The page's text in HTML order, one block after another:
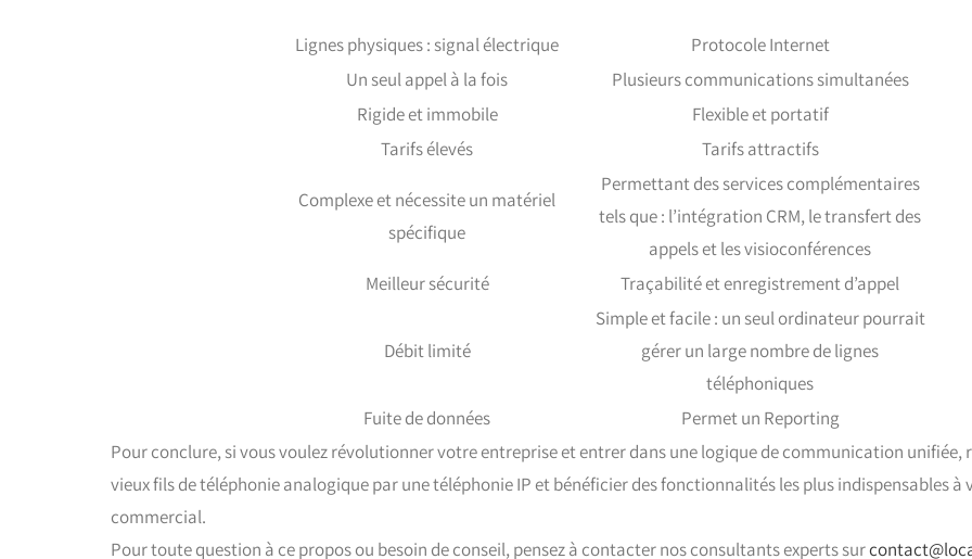
Lignes physiques : signal électrique
Protocole Internet
Un seul appel à la fois
Plusieurs communications simultanées
Rigide et immobile
Flexible et portatif
Tarifs élevés
Tarifs attractifs
Complexe et nécessite un matériel
spécifique
Permettant des services complémentaires
tels que : l’intégration CRM, le transfert des
appels et les visioconférences
Meilleur sécurité
Traçabilité et enregistrement d’appel
Débit limité
Simple et facile : un seul ordinateur pourrait
gérer un large nombre de lignes
téléphoniques
Fuite de données
Permet un Reporting
Pour conclure, si vous voulez révolutionner votre entreprise et entrer dans une logique de communication unifiée,
vieux fils de téléphonie analogique par une téléphonie IP et bénéficier des fonctionnalités les plus indispensables à
commercial.
Pour toute question à ce propos ou besoin de conseil, pensez à contacter nos consultants experts sur